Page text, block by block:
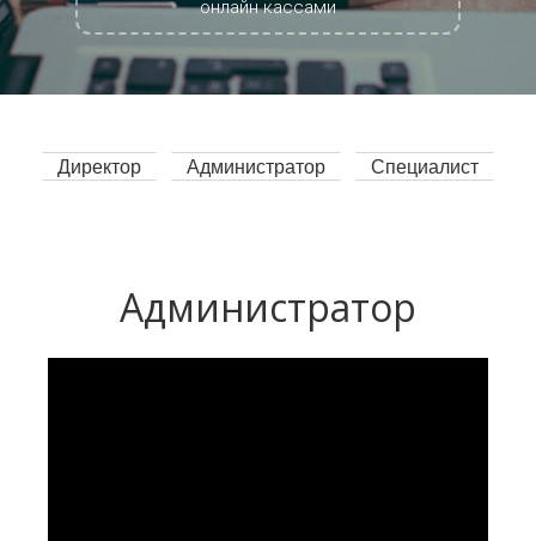
онлайн кассами
Директор Администратор Специалист
Администратор